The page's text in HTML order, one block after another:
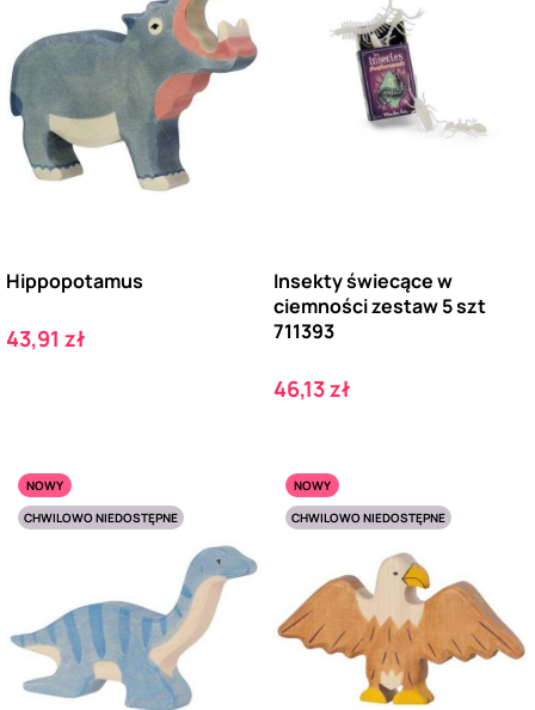
Hippopotamus
Cena
43,91 zł
Insekty świecące w
ciemności zestaw 5 szt
711393
Cena
46,13 zł
NOWY
CHWILOWO NIEDOSTĘPNE
NOWY
CHWILOWO NIEDOSTĘPNE